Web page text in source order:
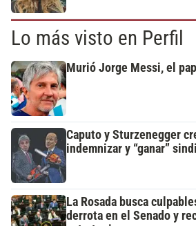
Lo más visto en Perfil
Murió Jorge Messi, el
Caputo y Sturzenegger
indemnizar y “ganar”
La Rosada busca
derrota en el Senado y